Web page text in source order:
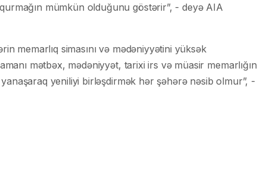
mümkün olduğunu göstərir”, - deyə AIA
memarlıq simasını və mədəniyyətini yüksək
mətbəx, mədəniyyət, tarixi irs və müasir memarlığın
yeniliyi birləşdirmək hər şəhərə nəsib olmur”, -